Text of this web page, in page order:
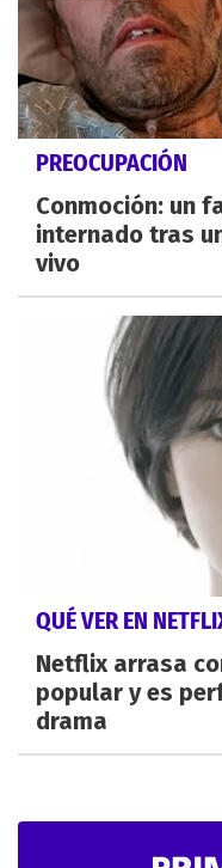
PREOCUPACIÓN
Conmoción: un
internado tras
vivo
QUÉ VER EN
Netflix arrasa
popular y es
drama